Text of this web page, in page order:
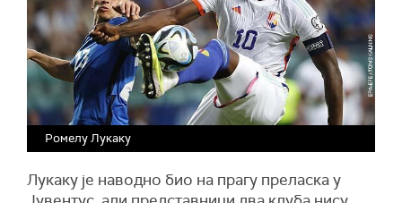
Ромелу Лукаку
Лукаку је наводно био на прагу преласка у